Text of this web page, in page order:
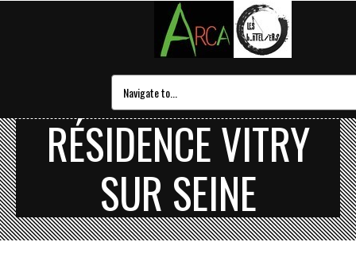
RÉSIDENCE VITRY
SUR SEINE